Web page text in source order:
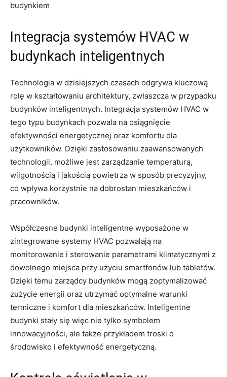
budynkiem
Integracja ⁣systemów HVAC w
budynkach inteligentnych
Technologia w⁤ dzisiejszych czasach odgrywa kluczową
rolę‍ w⁢ kształtowaniu​ architektury, zwłaszcza w przypadku
budynków inteligentnych. ‍Integracja systemów‍ HVAC w
tego typu‌ budynkach pozwala na osiągnięcie⁤
efektywności energetycznej oraz komfortu⁤ dla
użytkowników. Dzięki zastosowaniu⁣ zaawansowanych
technologii, możliwe jest zarządzanie temperaturą,
wilgotnością i jakością powietrza w sposób precyzyjny,
co⁢ wpływa korzystnie ‍na dobrostan⁣ mieszkańców i
pracowników.
Współczesne budynki inteligentne wyposażone w⁣
zintegrowane⁣ systemy HVAC pozwalają na
monitorowanie i sterowanie parametrami klimatycznymi z
dowolnego miejsca przy użyciu smartfonów lub tabletów.
‌Dzięki⁤ temu ‌zarządcy⁣ budynków mogą ⁢zoptymalizować
‌zużycie energii oraz utrzymać ​optymalne warunki
termiczne⁣ i komfort dla mieszkańców. Inteligentne
budynki stały się więc nie tylko symbolem
innowacyjności, ale⁢ także przykładem troski o
środowisko i ⁣efektywność energetyczną.